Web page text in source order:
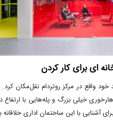
خیلی بزرگ و پله‌هایی با
آشنایی با این ساختمان اداری